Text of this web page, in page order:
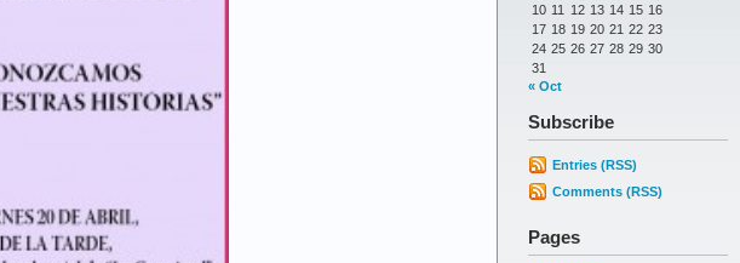
10 11 12 13 14 15 16
17 18 19 20 21 22 23
24 25 26 27 28 29 30
31
« Oct
Subscribe
Entries (RSS)
Comments (RSS)
Pages